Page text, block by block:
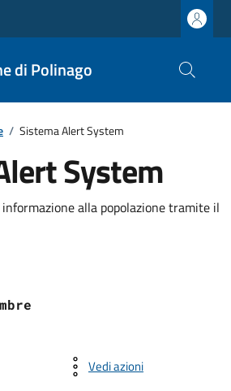
di Polinago
/ Sistema Alert System
System
alla popolazione tramite il
Vedi azioni